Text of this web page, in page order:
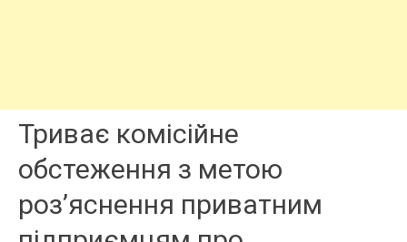
Триває комісійне
обстеження з метою
роз’яснення приватним